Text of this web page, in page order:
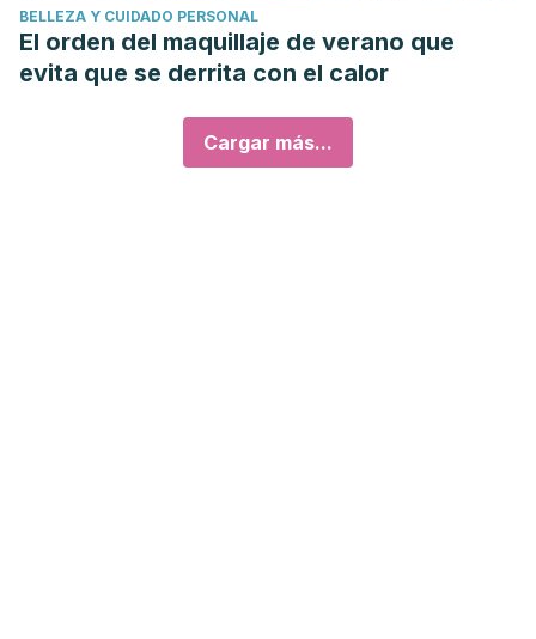
BELLEZA Y CUIDADO PERSONAL
El orden del maquillaje de verano que
evita que se derrita con el calor
Cargar más...